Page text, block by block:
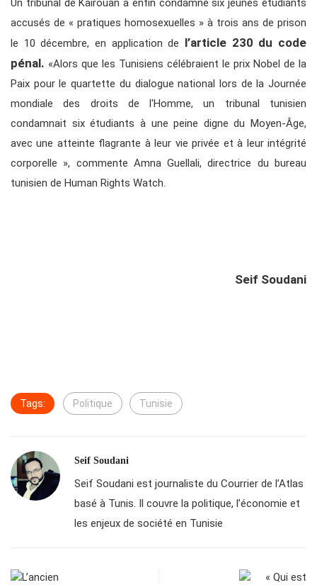
Un tribunal de Kairouan a enfin condamné six jeunes étudiants
accusés de « pratiques homosexuelles » à trois ans de prison
le 10 décembre, en application de l’article 230 du code
pénal. «Alors que les Tunisiens célébraient le prix Nobel de la
Paix pour le quartette du dialogue national lors de la Journée
mondiale des droits de l'Homme, un tribunal tunisien
condamnait six étudiants à une peine digne du Moyen-Âge,
avec une atteinte flagrante à leur vie privée et à leur intégrité
corporelle », commente Amna Guellali, directrice du bureau
tunisien de Human Rights Watch.
Seif Soudani
Tags: Politique Tunisie
Seif Soudani
Seif Soudani est journaliste du Courrier de l’Atlas
basé à Tunis. Il couvre la politique, l’économie et
les enjeux de société en Tunisie